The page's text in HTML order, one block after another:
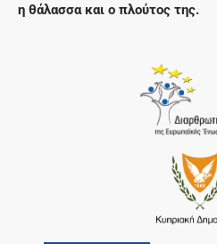
η θάλασσα και ο πλούτος της.